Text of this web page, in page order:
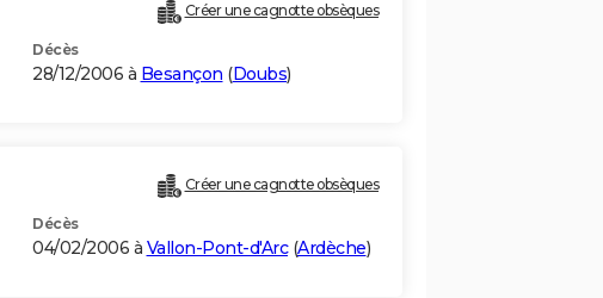
Créer une cagnotte obsèques
Décès
28/12/2006 à Besançon (Doubs)
Créer une cagnotte obsèques
Décès
04/02/2006 à Vallon-Pont-d'Arc(Ardèche)